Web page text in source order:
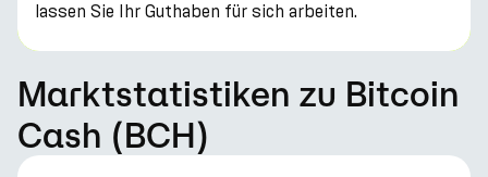
lassen Sie Ihr Guthaben für sich arbeiten.
Marktstatistiken zu Bitcoin
Cash (BCH)